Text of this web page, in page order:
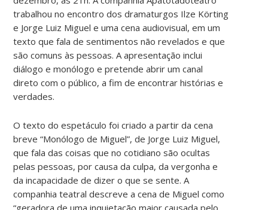
trabalhou no encontro dos dramaturgos Ilze Körting
e Jorge Luiz Miguel e uma cena audiovisual, em um
texto que fala de sentimentos não revelados e que
são comuns às pessoas. A apresentação inclui
diálogo e monólogo e pretende abrir um canal
direto com o público, a fim de encontrar histórias e
verdades.
O texto do espetáculo foi criado a partir da cena
breve “Monólogo de Miguel”, de Jorge Luiz Miguel,
que fala das coisas que no cotidiano são ocultas
pelas pessoas, por causa da culpa, da vergonha e
da incapacidade de dizer o que se sente. A
companhia teatral descreve a cena de Miguel como
“geradora de uma inquietação maior causada pelo